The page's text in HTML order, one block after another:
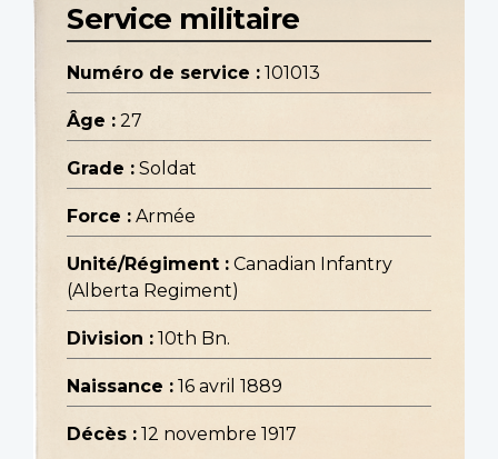
Service militaire
Numéro de service : 101013
Âge : 27
Grade : Soldat
Force : Armée
Unité/Régiment : Canadian Infantry
(Alberta Regiment)
Division : 10th Bn.
Naissance : 16 avril 1889
Décès : 12 novembre 1917